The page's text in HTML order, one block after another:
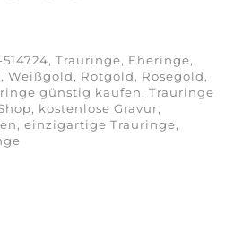
Trauringe, Eheringe,
Weißgold, Rotgold, Rosegold,
günstig kaufen, Trauringe
kostenlose Gravur,
einzigartige Trauringe,